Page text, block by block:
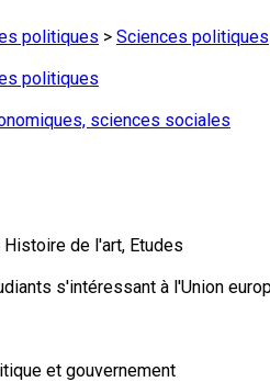
politiques > Sciences politiques
politiques
sciences sociales
Histoire de l'art, Etudes
s'intéressant à l'Union
et gouvernement